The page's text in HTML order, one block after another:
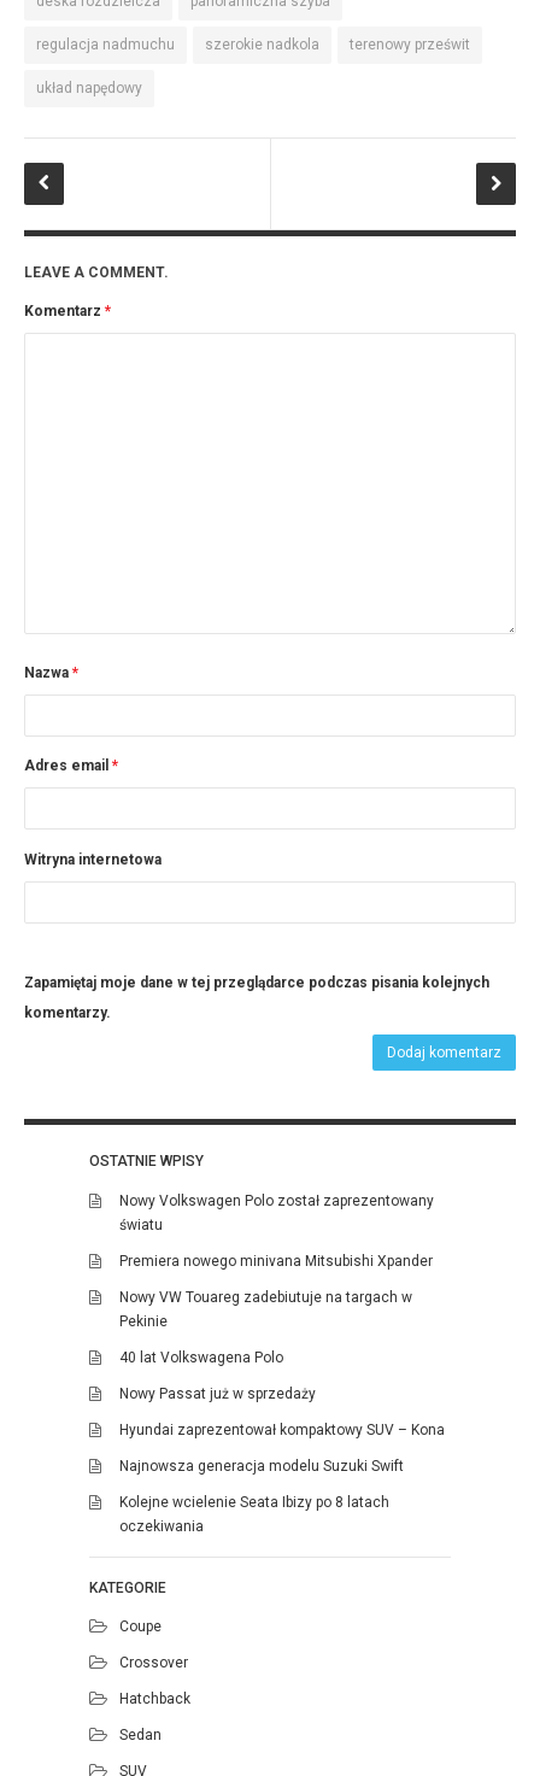
regulacja nadmuchu szerokie nadkola terenowy prześwit
układ napędowy
LEAVE A COMMENT.
Komentarz *
Nazwa *
Adres email *
Witryna internetowa
Zapamiętaj moje dane w tej przeglądarce podczas pisania kolejnych
komentarzy.
OSTATNIE WPISY
Nowy Volkswagen Polo został zaprezentowany
światu
Premiera nowego minivana Mitsubishi Xpander
Nowy VW Touareg zadebiutuje na targach w
Pekinie
40 lat Volkswagena Polo
Nowy Passat już w sprzedaży
Hyundai zaprezentował kompaktowy SUV – Kona
Najnowsza generacja modelu Suzuki Swift
Kolejne wcielenie Seata Ibizy po 8 latach
oczekiwania
KATEGORIE
Coupe
Crossover
Hatchback
Sedan
SUV